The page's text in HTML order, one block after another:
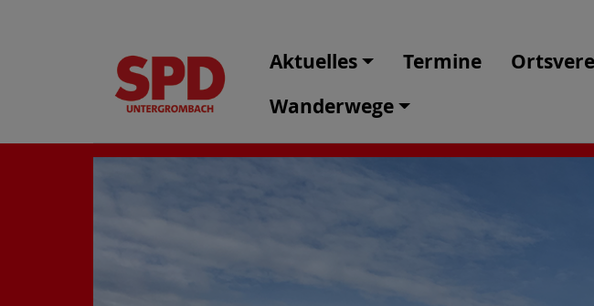
Aktuelles Termine
Wanderwege